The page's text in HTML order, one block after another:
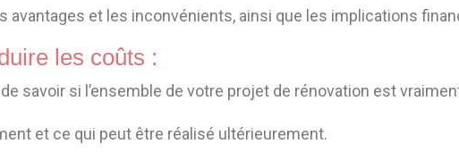
et les inconvénients, ainsi que les implications
les coûts :
savoir si l’ensemble de votre projet de rénovation est
et ce qui peut être réalisé ultérieurement.